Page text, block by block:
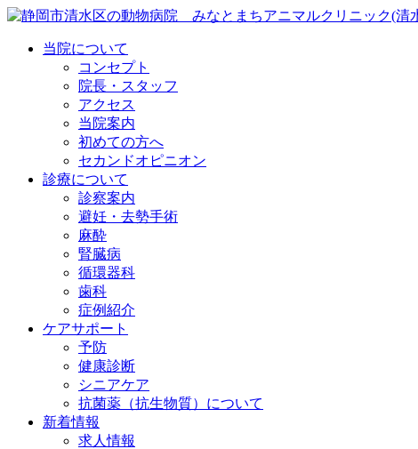
当院について
コンセプト
院長・スタッフ
アクセス
当院案内
初めての方へ
セカンドオピニオン
診療について
診察案内
避妊・去勢手術
麻酔
腎臓病
循環器科
歯科
症例紹介
ケアサポート
予防
健康診断
シニアケア
抗菌薬（抗生物質）について
新着情報
求人情報